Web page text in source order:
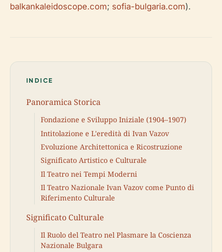
balkankaleidoscope.com; sofia-bulgaria.com).
INDICE
Panoramica Storica
Fondazione e Sviluppo Iniziale (1904–1907)
Intitolazione e L'eredità di Ivan Vazov
Evoluzione Architettonica e Ricostruzione
Significato Artistico e Culturale
Il Teatro nei Tempi Moderni
Il Teatro Nazionale Ivan Vazov come Punto di
Riferimento Culturale
Significato Culturale
Il Ruolo del Teatro nel Plasmare la Coscienza
Nazionale Bulgara